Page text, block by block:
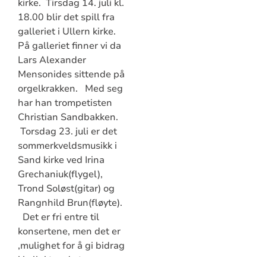
kirke. Tirsdag 14. juli kl.
18.00 blir det spill fra
galleriet i Ullern kirke.
På galleriet finner vi da
Lars Alexander
Mensonides sittende på
orgelkrakken. Med seg
har han trompetisten
Christian Sandbakken.
Torsdag 23. juli er det
sommerkveldsmusikk i
Sand kirke ved Irina
Grechaniuk(flygel),
Trond Soløst(gitar) og
Rangnhild Brun(fløyte).
Det er fri entre til
konsertene, men det er
,mulighet for å gi bidrag